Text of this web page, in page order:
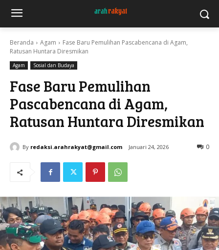
Beranda Agam
Fase Baru Pemulihan Pascabencana di Agam,
Ratusan Huntara Diresmikan
Agam Sosial dan Budaya
Fase Baru Pemulihan
Pascabencana di Agam,
Ratusan Huntara Diresmikan
By redaksi.arahrakyat@gmail.com Januari 24, 2026 0